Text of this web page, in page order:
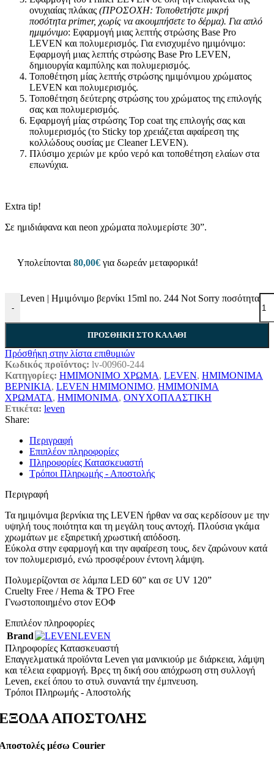
ονυχιαίας πλάκας (ΠΡΟΣΟΧΗ: Τοποθετήστε μικρή
ποσότηταprimer, χωρίς να ακουμπήσετε το δέρμα). Για απλό
ημιμόνιμο: Εφαρμογή μιας λεπτής στρώσης Base Pro
LEVEN και πολυμερισμός. Για ενισχυμένο ημιμόνιμο:
Εφαρμογή μιας λεπτής στρώσης Base Pro LEVEN,
δημιουργία καμπύλης και πολυμερισμός.
Τοποθέτηση μίας λεπτής στρώσης ημιμόνιμου χρώματος
LEVEN και πολυμερισμός.
Τοποθέτηση δεύτερης στρώσης του χρώματος της επιλογής
σας και πολυμερισμός.
Εφαρμογή μίας στρώσης Top coat της επιλογής σας και
πολυμερισμός (το Sticky top χρειάζεται αφαίρεση της
κολλώδους ουσίας με Cleaner LEVEN).
Πλύσιμο χεριών με κρύο νερό και τοποθέτηση ελαίων στα
επωνύχια.
Extra tip!
Σε ημιδιάφανα και neon χρώματα πολυμερίστε 30”.
Υπολείπονται 80,00€ για δωρεάν μεταφορικά!
-
Leven | Ημιμόνιμο βερνίκι 15ml no. 244 Not Sorry ποσότητα
ΠΡΟΣΘΉΚΗ ΣΤΟ ΚΑΛΆΘΙ
Πρόσθήκη στην λίστα επιθυμιών
Κωδικός προϊόντος: lv-00960-244
Κατηγορίες: ΗΜΙΜΟΝΙΜΟ ΧΡΩΜΑ, LEVEN, ΗΜΙΜΟΝΙΜΑ
ΒΕΡΝΙΚΙΑ, LEVEN ΗΜΙΜΟΝΙΜΟ, ΗΜΙΜΟΝΙΜΑ
ΧΡΩΜΑΤΑ, ΗΜΙΜΟΝΙΜΑ, ΟΝΥΧΟΠΛΑΣΤΙΚΗ
Ετικέτα: leven
Share:
Περιγραφή
Επιπλέον πληροφορίες
Πληροφορίες Κατασκευαστή
Τρόποι Πληρωμής - Αποστολής
Περιγραφή
Τα ημιμόνιμα βερνίκια της LEVEN ήρθαν να σας κερδίσουν με την
υψηλή τους ποιότητα και τη μεγάλη τους αντοχή. Πλούσια γκάμα
χρωμάτων με εξαιρετική χρωστική απόδοση.
Εύκολα στην εφαρμογή και την αφαίρεση τους, δεν ζαρώνουν κατά
τον πολυμερισμό, ενώ προσφέρουν έντονη λάμψη.
Πολυμερίζονται σε λάμπα LED 60” και σε UV 120”
Cruelty Free / Hema & TPO Free
Γνωστοποιημένο στον ΕΟΦ
Επιπλέον πληροφορίες
Brand
LEVEN
Πληροφορίες Κατασκευαστή
Επαγγελματικά προϊόντα Leven για μανικιούρ με διάρκεια, λάμψη
και τέλεια εφαρμογή. Βρες τη δική σου απόχρωση στη συλλογή
Leven, εκεί όπου το στυλ συναντά την έμπνευση.
Τρόποι Πληρωμής - Αποστολής
ΑΠΟΣΤΟΛΗΣ
μέσω Courier